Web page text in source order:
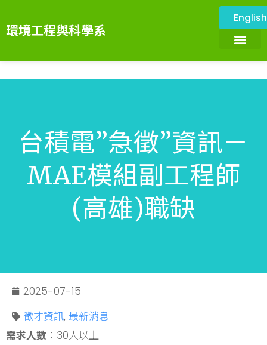
環境工程與科學系
English
台積電”急徵”資訊－
MAE模組副工程師
(高雄)職缺
2025-07-15
徵才資訊, 最新消息
需求人數 ：30人以上